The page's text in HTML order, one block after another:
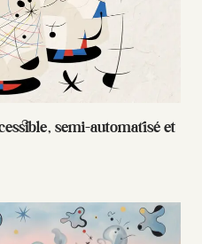
semi-automatisé et